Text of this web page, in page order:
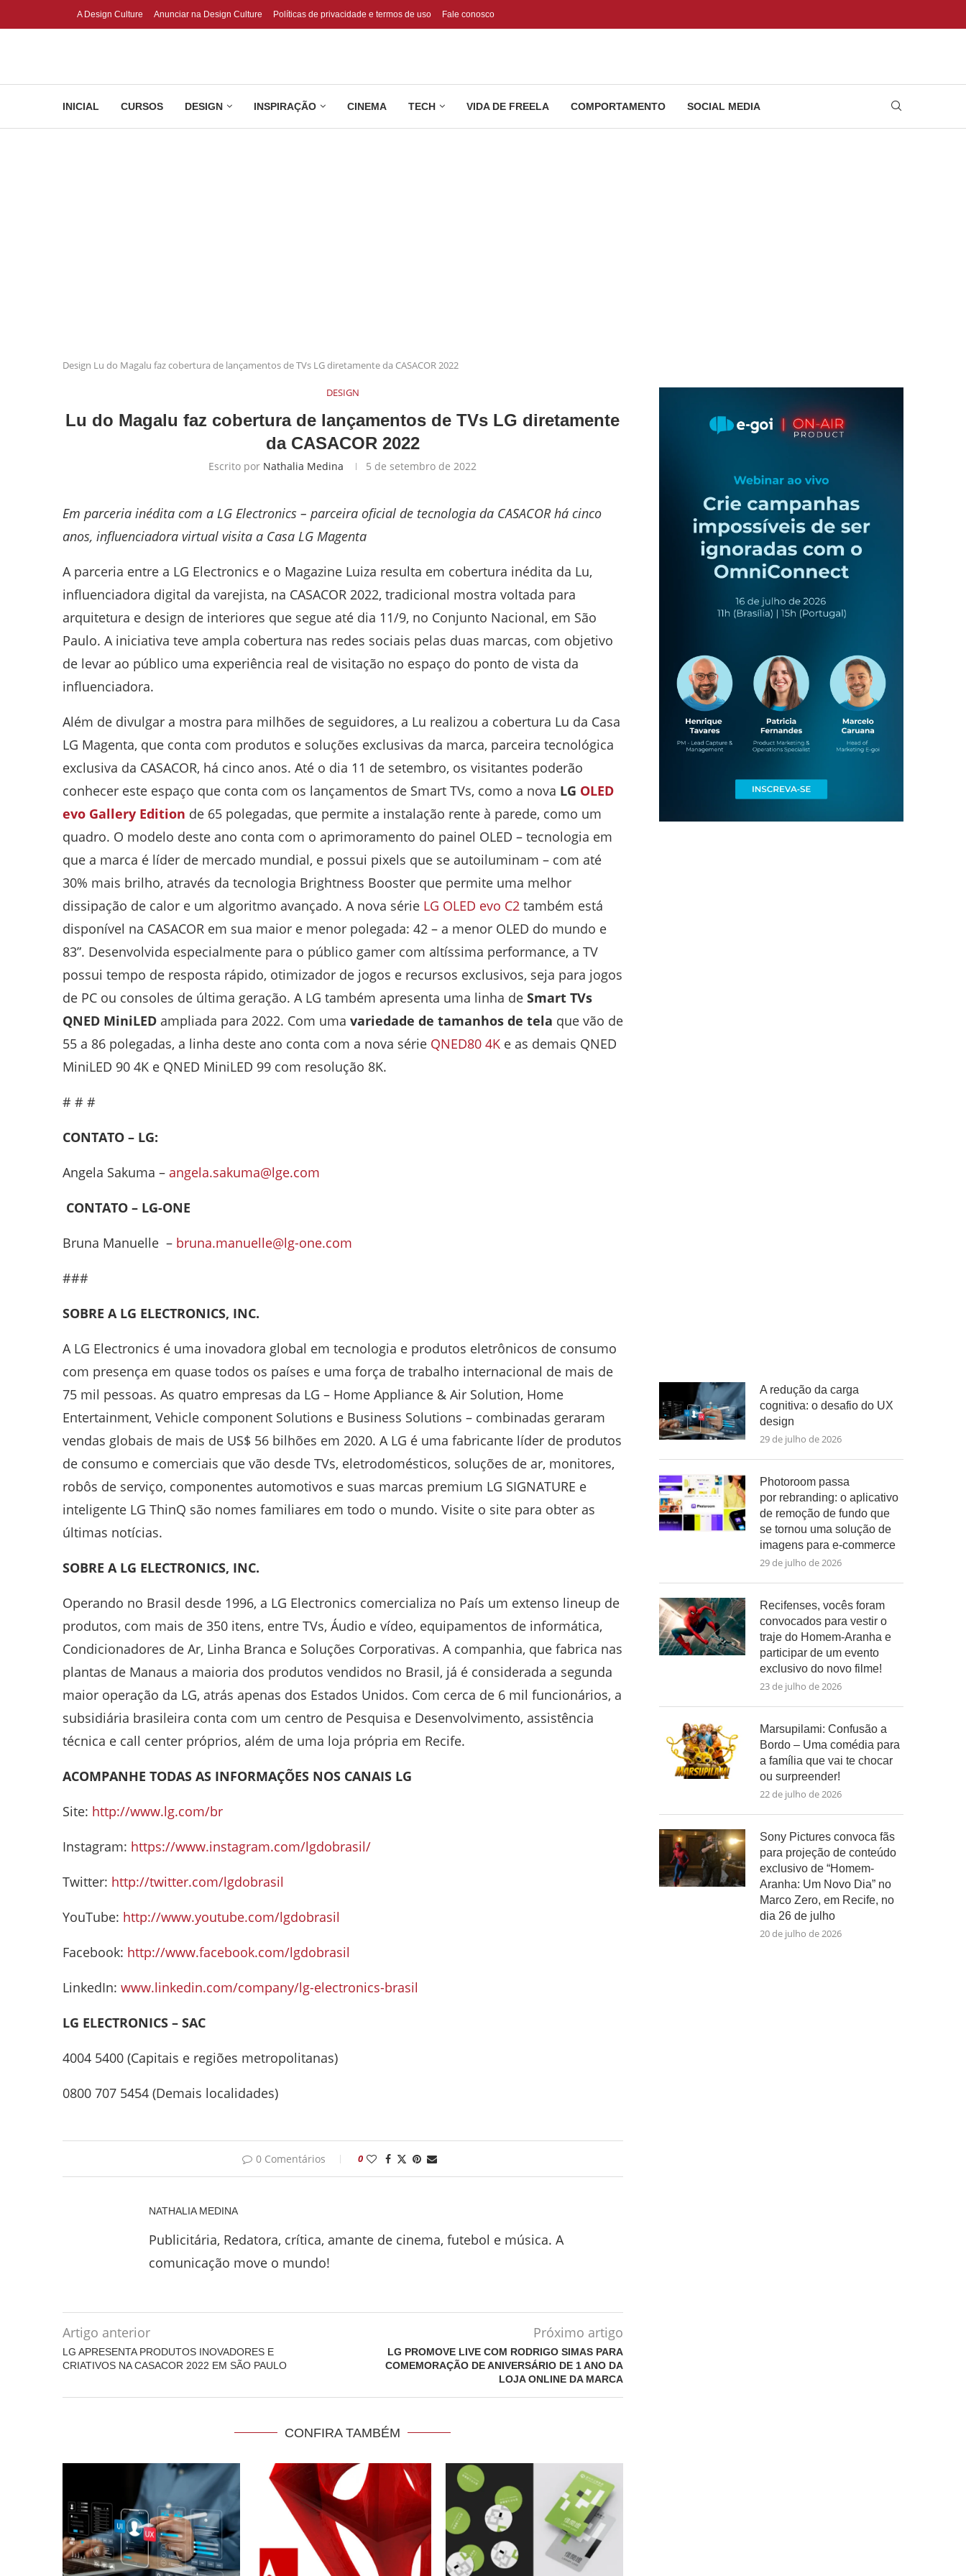
A Design Culture Anunciar na Design Culture Políticas de privacidade e termos de uso Fale conosco
INICIAL CURSOS DESIGN INSPIRAÇÃO CINEMA TECH VIDA DE FREELA COMPORTAMENTO SOCIAL MEDIA
Design Lu do Magalu faz cobertura de lançamentos de TVs LG diretamente da CASACOR 2022
DESIGN
Lu do Magalu faz cobertura de lançamentos de TVs LG diretamente
da CASACOR 2022
Escrito por Nathalia Medina 5 de setembro de 2022
Em parceria inédita com a LG Electronics – parceira oficial de tecnologia da CASACOR há cinco
anos, influenciadora virtual visita a Casa LG Magenta
A parceria entre a LG Electronics e o Magazine Luiza resulta em cobertura inédita da Lu,
influenciadora digital da varejista, na CASACOR 2022, tradicional mostra voltada para
arquitetura e design de interiores que segue até dia 11/9, no Conjunto Nacional, em São
Paulo. A iniciativa teve ampla cobertura nas redes sociais pelas duas marcas, com objetivo
de levar ao público uma experiência real de visitação no espaço do ponto de vista da
influenciadora.
Além de divulgar a mostra para milhões de seguidores, a Lu realizou a cobertura Lu da Casa
LG Magenta, que conta com produtos e soluções exclusivas da marca, parceira tecnológica
exclusiva da CASACOR, há cinco anos. Até o dia 11 de setembro, os visitantes poderão
conhecer este espaço que conta com os lançamentos de Smart TVs, como a nova LG OLED
evo Gallery Edition de 65 polegadas, que permite a instalação rente à parede, como um
quadro. O modelo deste ano conta com o aprimoramento do painel OLED – tecnologia em
que a marca é líder de mercado mundial, e possui pixels que se autoiluminam – com até
30% mais brilho, através da tecnologia Brightness Booster que permite uma melhor
dissipação de calor e um algoritmo avançado. A nova série LG OLED evo C2 também está
disponível na CASACOR em sua maior e menor polegada: 42 – a menor OLED do mundo e
83”. Desenvolvida especialmente para o público gamer com altíssima performance, a TV
possui tempo de resposta rápido, otimizador de jogos e recursos exclusivos, seja para jogos
de PC ou consoles de última geração. A LG também apresenta uma linha de Smart TVs
QNED MiniLED ampliada para 2022. Com uma variedade de tamanhos de tela que vão de
55 a 86 polegadas, a linha deste ano conta com a nova série QNED80 4K e as demais QNED
MiniLED 90 4K e QNED MiniLED 99 com resolução 8K.
# # #
CONTATO – LG:
Angela Sakuma – angela.sakuma@lge.com
CONTATO – LG-ONE
Bruna Manuelle – bruna.manuelle@lg-one.com
###
SOBRE A LG ELECTRONICS, INC.
A LG Electronics é uma inovadora global em tecnologia e produtos eletrônicos de consumo
com presença em quase todos os países e uma força de trabalho internacional de mais de
75 mil pessoas. As quatro empresas da LG – Home Appliance & Air Solution, Home
Entertainment, Vehicle component Solutions e Business Solutions – combinadas geraram
vendas globais de mais de US$ 56 bilhões em 2020. A LG é uma fabricante líder de produtos
de consumo e comerciais que vão desde TVs, eletrodomésticos, soluções de ar, monitores,
robôs de serviço, componentes automotivos e suas marcas premium LG SIGNATURE e
inteligente LG ThinQ são nomes familiares em todo o mundo. Visite o site para obter as
últimas notícias.
SOBRE A LG ELECTRONICS, INC.
Operando no Brasil desde 1996, a LG Electronics comercializa no País um extenso lineup de
produtos, com mais de 350 itens, entre TVs, Áudio e vídeo, equipamentos de informática,
Condicionadores de Ar, Linha Branca e Soluções Corporativas. A companhia, que fabrica nas
plantas de Manaus a maioria dos produtos vendidos no Brasil, já é considerada a segunda
maior operação da LG, atrás apenas dos Estados Unidos. Com cerca de 6 mil funcionários, a
subsidiária brasileira conta com um centro de Pesquisa e Desenvolvimento, assistência
técnica e call center próprios, além de uma loja própria em Recife.
ACOMPANHE TODAS AS INFORMAÇÕES NOS CANAIS LG
Site: http://www.lg.com/br
Instagram: https://www.instagram.com/lgdobrasil/
Twitter: http://twitter.com/lgdobrasil
YouTube: http://www.youtube.com/lgdobrasil
Facebook: http://www.facebook.com/lgdobrasil
LinkedIn: www.linkedin.com/company/lg-electronics-brasil
LG ELECTRONICS – SAC
4004 5400 (Capitais e regiões metropolitanas)
0800 707 5454 (Demais localidades)
0 Comentários 0
NATHALIA MEDINA
Publicitária, Redatora, crítica, amante de cinema, futebol e música. A
comunicação move o mundo!
Artigo anterior
LG APRESENTA PRODUTOS INOVADORES E
CRIATIVOS NA CASACOR 2022 EM SÃO PAULO
Próximo artigo
LG PROMOVE LIVE COM RODRIGO SIMAS PARA
COMEMORAÇÃO DE ANIVERSÁRIO DE 1 ANO DA
LOJA ONLINE DA MARCA
CONFIRA TAMBÉM
A redução da carga
cognitiva: o desafio do UX
design
29 de julho de 2026
Photoroom passa
por rebranding: o aplicativo
de remoção de fundo que
se tornou uma solução de
imagens para e-commerce
29 de julho de 2026
Recifenses, vocês foram
convocados para vestir o
traje do Homem-Aranha e
participar de um evento
exclusivo do novo filme!
23 de julho de 2026
Marsupilami: Confusão a
Bordo – Uma comédia para
a família que vai te chocar
ou surpreender!
22 de julho de 2026
Sony Pictures convoca fãs
para projeção de conteúdo
exclusivo de “Homem-
Aranha: Um Novo Dia” no
Marco Zero, em Recife, no
dia 26 de julho
20 de julho de 2026